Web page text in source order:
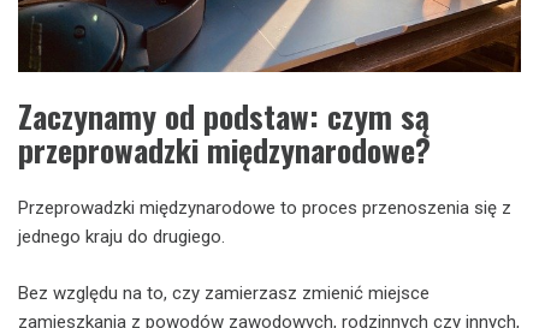
Zaczynamy od podstaw: czym są
przeprowadzki międzynarodowe?
Przeprowadzki międzynarodowe to proces przenoszenia się z
jednego kraju do drugiego.
Bez względu na to, czy zamierzasz zmienić miejsce
zamieszkania z powodów zawodowych, rodzinnych czy innych,